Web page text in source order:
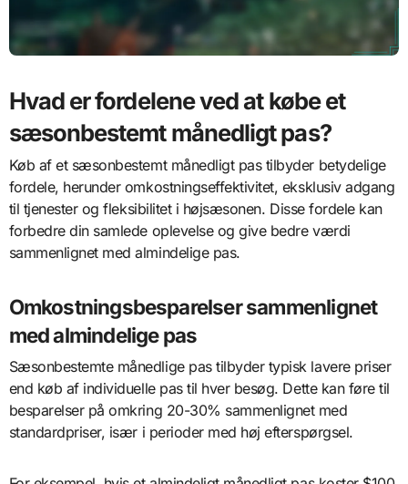
Hvad er fordelene ved at købe et
sæsonbestemt månedligt pas?
Køb af et sæsonbestemt månedligt pas tilbyder betydelige
fordele, herunder omkostningseffektivitet, eksklusiv adgang
til tjenester og fleksibilitet i højsæsonen. Disse fordele kan
forbedre din samlede oplevelse og give bedre værdi
sammenlignet med almindelige pas.
Omkostningsbesparelser sammenlignet
med almindelige pas
Sæsonbestemte månedlige pas tilbyder typisk lavere priser
end køb af individuelle pas til hver besøg. Dette kan føre til
besparelser på omkring 20-30% sammenlignet med
standardpriser, især i perioder med høj efterspørgsel.